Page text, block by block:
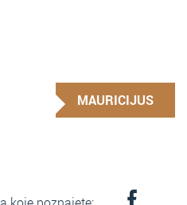
MAURICIJUS